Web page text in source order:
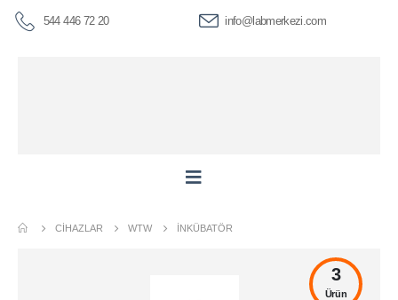
544 446 72 20 info@labmerkezi.com
CIHAZLAR WTW İNKÜBATÖR
3
Ürün